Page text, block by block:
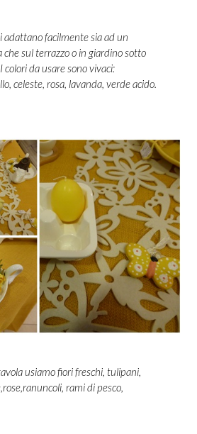
adattano facilmente sia ad un
che sul terrazzo o in giardino sotto
colori da usare sono vivaci:
celeste, rosa, lavanda, verde acido.
usiamo fiori freschi, tulipani,
rami di pesco,